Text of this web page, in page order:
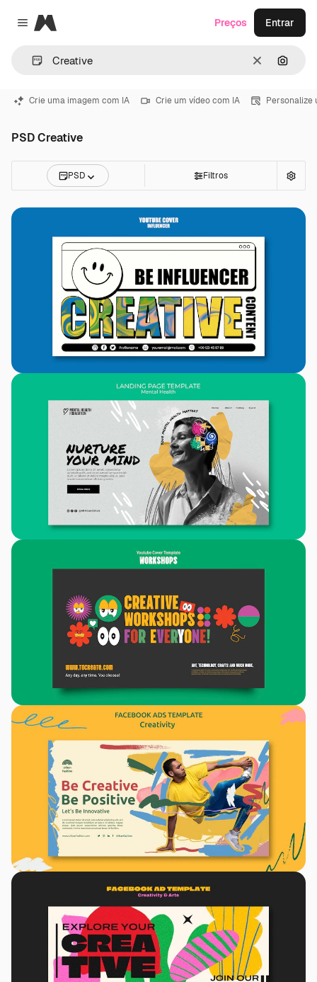
Close menu
Magnific
Limpar
Preços Entrar
Crie uma imagem com IA Crie um vídeo com IA Personalize
PSD Creative
PSD Filtros